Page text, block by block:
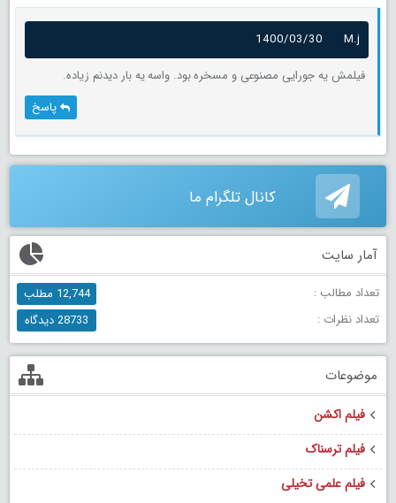
M.j
1400/03/30
فیلمش یه جورایی مصنوعی و مسخره بود. واسه یه بار دیدنم زیاده.
پاسخ
کانال تلگرام ما
آمار سایت
تعداد مطالب :
12,744 مطلب
تعداد نظرات :
28733 دیدگاه
موضوعات
فیلم اکشن
فیلم ترسناک
فیلم علمی تخیلی